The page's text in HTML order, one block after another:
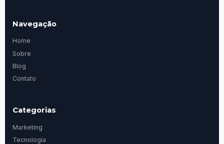
Navegação
Home
Sobre
Blog
Contato
Categorias
Marketing
Tecnologia